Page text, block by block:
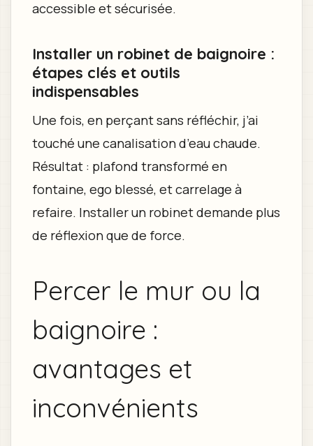
accessible et sécurisée.
Installer un robinet de baignoire :
étapes clés et outils
indispensables
Une fois, en perçant sans réfléchir, j’ai
touché une canalisation d’eau chaude.
Résultat : plafond transformé en
fontaine, ego blessé, et carrelage à
refaire. Installer un robinet demande plus
de réflexion que de force.
Percer le mur ou la
baignoire :
avantages et
inconvénients